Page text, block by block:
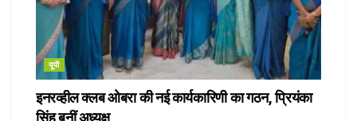
यूपी
इनरव्हील क्लब ओबरा की नई कार्यकारिणी का गठन, प्रियंका
सिंह बनीं अध्यक्ष